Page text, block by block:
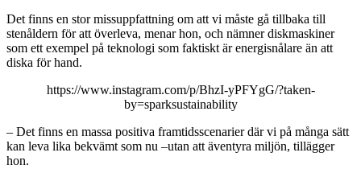
Det finns en stor missuppfattning om att vi måste gå tillbaka till
stenåldern för att överleva, menar hon, och nämner diskmaskiner
som ett exempel på teknologi som faktiskt är energisnålare än att
diska för hand.
https://www.instagram.com/p/BhzI-yPFYgG/?taken-
by=sparksustainability
– Det finns en massa positiva framtidsscenarier där vi på många sätt
kan leva lika bekvämt som nu –utan att äventyra miljön, tillägger
hon.